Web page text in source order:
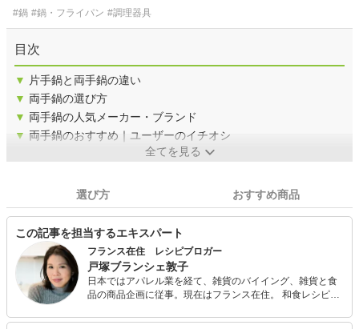
#鍋 #鍋・フライパン #調理器具
目次
▼ 片手鍋と両手鍋の違い
▼ 両手鍋の選び方
▼ 両手鍋の人気メーカー・ブランド
▼ 両手鍋のおすすめ｜ユーザーのイチオシ
全てを見る
選び方 おすすめ商品
この記事を担当するエキスパート
フランス在住 レシピブロガー
戸塚ブランシェ敦子
日本ではアパレル業を経て、雑貨のバイイング、雑貨と食
品の商品企画に従事。現在はフランス在住。 和食レシピを
たレシピブログ "La bonne poire -ラフランスの台所-"のブ